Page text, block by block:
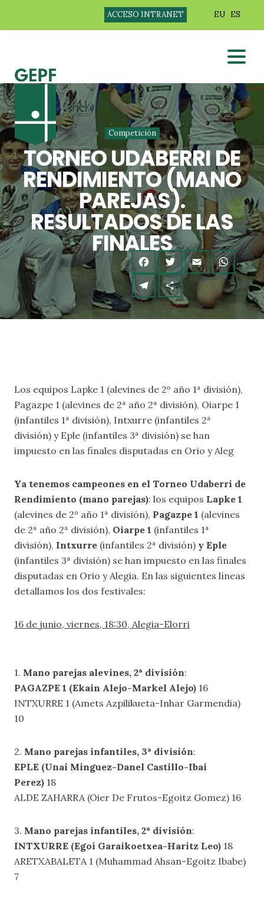
ACCESO INTRANET EU ES
Competición
TORNEO UDABERRI DE
RENDIMIENTO (MANO
PAREJAS).
RESULTADOS DE LAS
FINALES
Los equipos Lapke 1 (alevines de 2º año 1ª división),
Pagazpe 1 (alevines de 2ª año 2ª división), Oiarpe 1
(infantiles 1ª división), Intxurre (infantiles 2ª
división) y Eple (infantiles 3ª división) se han
impuesto en las finales disputadas en Orio y Aleg
Ya tenemos campeones en el Torneo Udaberri de
Rendimiento (mano parejas): los equipos Lapke 1
(alevines de 2º año 1ª división), Pagazpe 1 (alevines
de 2ª año 2ª división), Oiarpe 1 (infantiles 1ª
división), Intxurre (infantiles 2ª división) y Eple
(infantiles 3ª división) se han impuesto en las finales
disputadas en Orio y Alegia. En las siguientes líneas
detallamos los dos festivales:
16 de junio, viernes, 18:30, Alegia-Elorri
1. Mano parejas alevines, 2ª división:
PAGAZPE 1 (Ekain Alejo-Markel Alejo) 16
INTXURRE 1 (Amets Azpilikueta-Inhar Garmendia)
10
2. Mano parejas infantiles, 3ª división:
EPLE (Unai Minguez-Danel Castillo-Ibai
Perez) 18
ALDE ZAHARRA (Oier De Frutos-Egoitz Gomez) 16
3. Mano parejas infantiles, 2ª división:
INTXURRE (Egoi Garaikoetxea-Haritz Leo) 18
ARETXABALETA 1 (Muhammad Ahsan-Egoitz Ibabe)
7